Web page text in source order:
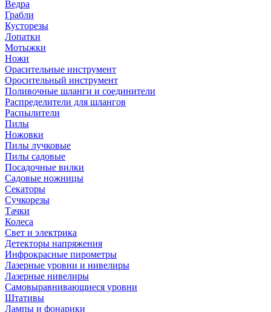
Ведра
Грабли
Кусторезы
Лопатки
Мотыжки
Ножи
Орасительные инструмент
Оросительный инструмент
Поливочные шланги и соединители
Распределители для шлангов
Распылители
Пилы
Ножовки
Пилы лучковые
Пилы садовые
Посадочные вилки
Садовые ножницы
Секаторы
Сучкорезы
Тачки
Колеса
Свет и электрика
Детекторы напряжения
Инфрокрасные пирометры
Лазерные уровни и нивелиры
Лазерные нивелиры
Самовыравнивающиеся уровни
Штативы
Лампы и фонарики